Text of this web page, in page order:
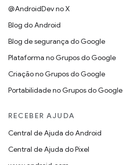
@AndroidDev no X
Blog do Android
Blog de segurança do Google
Plataforma no Grupos do Google
Criação no Grupos do Google
Portabilidade no Grupos do Google
RECEBER AJUDA
Central de Ajuda do Android
Central de Ajuda do Pixel